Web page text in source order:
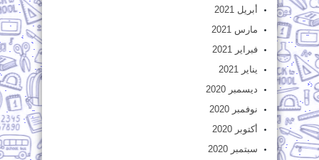
أبريل 2021
مارس 2021
فبراير 2021
يناير 2021
ديسمبر 2020
نوفمبر 2020
أكتوبر 2020
سبتمبر 2020